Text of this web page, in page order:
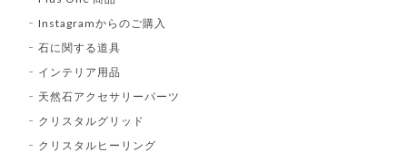
Instagramからのご購入
石に関する道具
インテリア用品
天然石アクセサリーパーツ
クリスタルグリッド
クリスタルヒーリング